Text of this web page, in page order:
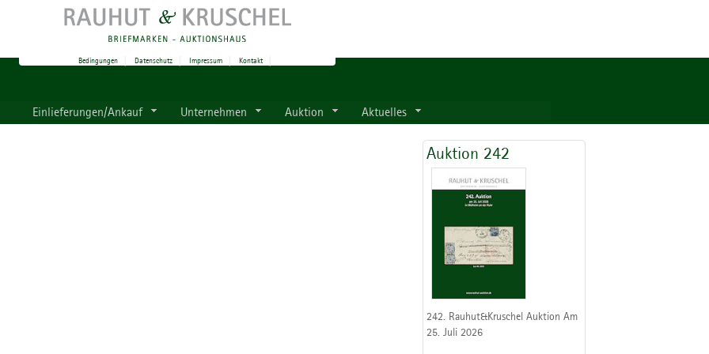
Bedingungen| Datenschutz| Impressum| Kontakt|
Einlieferungen/Ankauf Unternehmen Auktion Aktuelles
Auktion 242
242. Rauhut&Kruschel Auktion Am
25. Juli 2026